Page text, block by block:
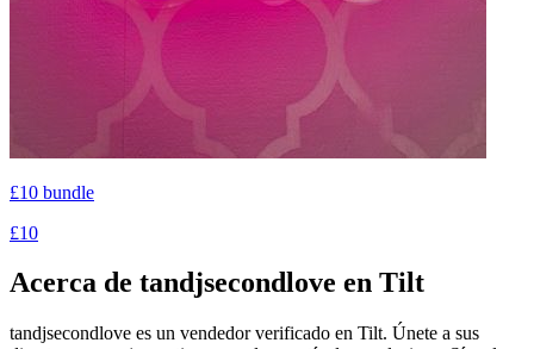
£10 bundle
£10
Acerca de tandjsecondlove en Tilt
tandjsecondlove es un vendedor verificado en Tilt. Únete a sus